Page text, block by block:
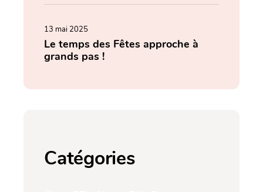
13 mai 2025
Le temps des Fêtes approche à
grands pas !
Catégories